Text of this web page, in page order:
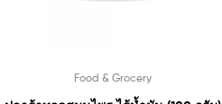
Food & Grocery